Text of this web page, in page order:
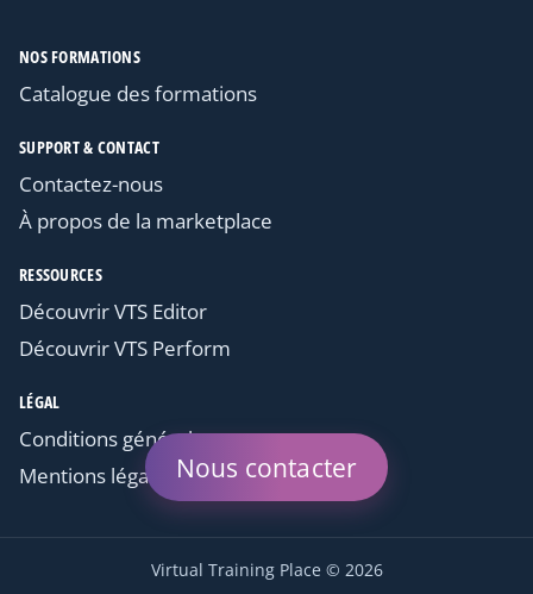
Nous contacter
NOS FORMATIONS
Catalogue des formations
SUPPORT & CONTACT
Contactez-nous
À propos de la marketplace
RESSOURCES
Découvrir VTS Editor
Découvrir VTS Perform
LÉGAL
Conditions générales
Mentions légales
Virtual Training Place © 2026